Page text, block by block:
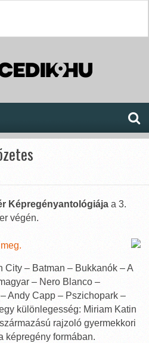
Képregényantológiája a 3.
végén.
City – Batman – Bukkanók – A
– Nero Blanco –
Andy Capp – Pszichopark –
különlegesség: Miriam Katin
rajzoló gyermekkori
képregény formában.